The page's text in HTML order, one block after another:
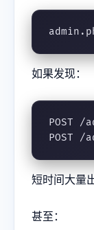
如果发现：
POST /
POST
短时间大量
甚至：